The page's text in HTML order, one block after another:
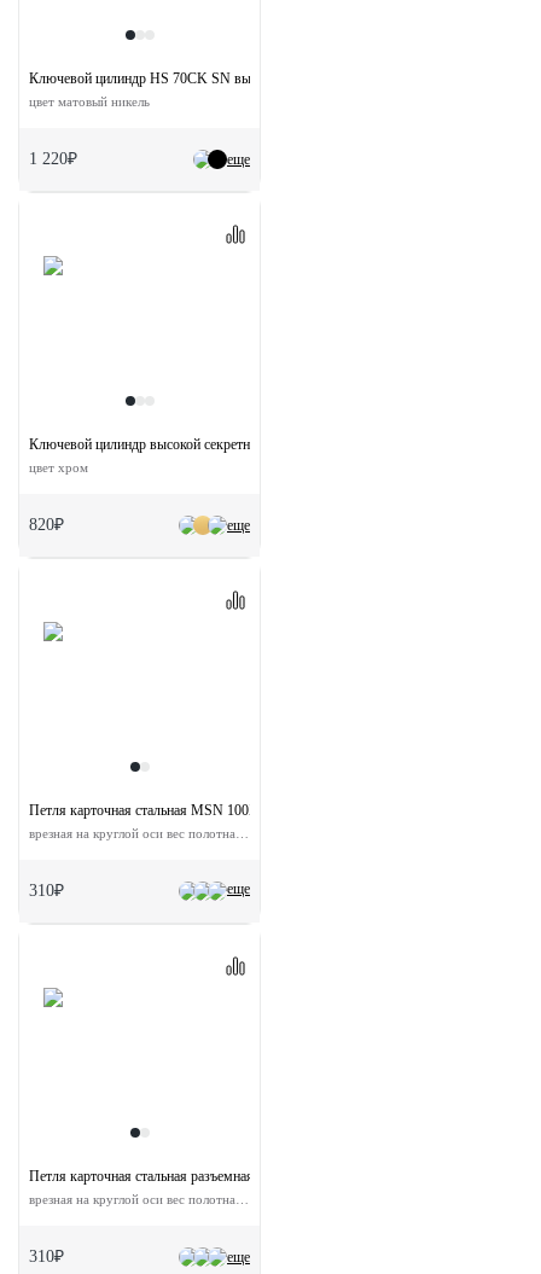
еще
Ключевой цилиндр HS 70CK SN высокой секретности с заверткой (70мм)
цвет матовый никель
1 220₽
еще
Ключевой цилиндр высокой секретности HS 60C PC (60мм)
цвет хром
820₽
еще
Петля карточная стальная MSN 100X70X2.5-4BB BN с подшипником
310₽
еще
Петля карточная стальная разъемная MSND 100X70X2.5 SG R с подшипником
310₽